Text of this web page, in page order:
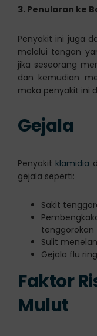
3. Penularan ke
Penyakit ini juga
melalui tangan
jika seseorang
dan kemudian
maka penyakit ini
Gejala
Penyakit klamidia
gejala seperti:
Sakit
tenggorokan
Sulit menelan
Gejala flu
Faktor
Mulut